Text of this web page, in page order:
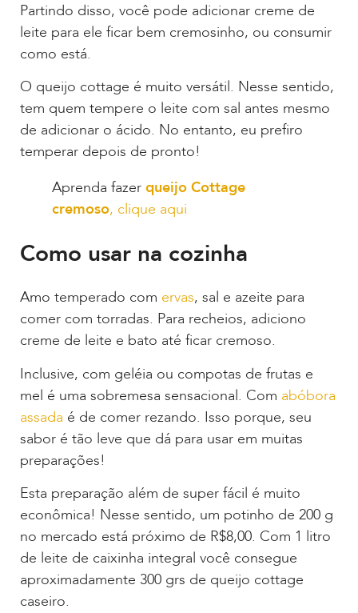
Partindo disso, você pode adicionar creme de
leite para ele ficar bem cremosinho, ou consumir
como está.
O queijo cottage é muito versátil. Nesse sentido,
tem quem tempere o leite com sal antes mesmo
de adicionar o ácido. No entanto, eu prefiro
temperar depois de pronto!
Aprenda fazer queijo Cottage
cremoso, clique aqui
Como usar na cozinha
Amo temperado com ervas, sal e azeite para
comer com torradas. Para recheios, adiciono
creme de leite e bato até ficar cremoso.
Inclusive, com geléia ou compotas de frutas e
mel é uma sobremesa sensacional. Com abóbora
assada é de comer rezando. Isso porque, seu
sabor é tão leve que dá para usar em muitas
preparações!
Esta preparação além de super fácil é muito
econômica! Nesse sentido, um potinho de 200 g
no mercado está próximo de R$8,00. Com 1 litro
de leite de caixinha integral você consegue
aproximadamente 300 grs de queijo cottage
caseiro.